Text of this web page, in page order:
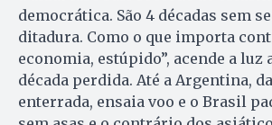
democrática. São 4 décadas sem
ditadura. Como o que importa
economia, estúpido”, acende a luz
década perdida. Até a Argentina,
enterrada, ensaia voo e o Brasil